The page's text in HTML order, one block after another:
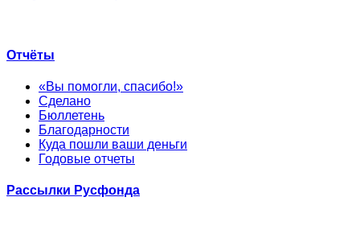
Отчёты
«Вы помогли, спасибо!»
Сделано
Бюллетень
Благодарности
Куда пошли ваши деньги
Годовые отчеты
Рассылки Русфонда